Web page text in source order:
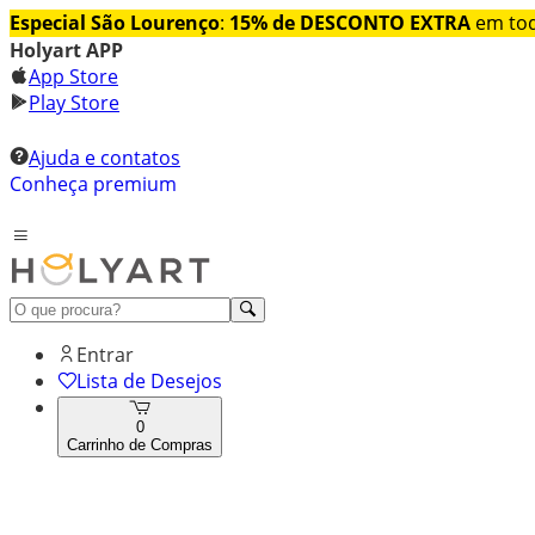
Especial São Lourenço: 15% de DESCONTO EXTRA em
Holyart APP
App Store
Play Store
Ajuda e contatos
Conheça premium
Entrar
Lista de Desejos
0
Carrinho de Compras